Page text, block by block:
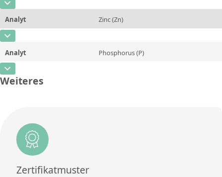
Einheit %
Zusätzliche Informationen
CAS-Nummer
Konzentration 91,25
Einheit
Methode
Analyt Zinc (Zn)
CAS-Nummer
Konzentration 6,23
Einheit
Analyt Phosphorus (P)
CAS-Nummer
Zusätzliche Informationen
Methode
Weiteres
Zertifikatmuster